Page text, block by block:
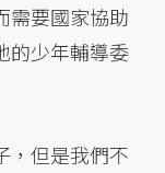
需要國家協助
的少年輔導委
，但是我們不